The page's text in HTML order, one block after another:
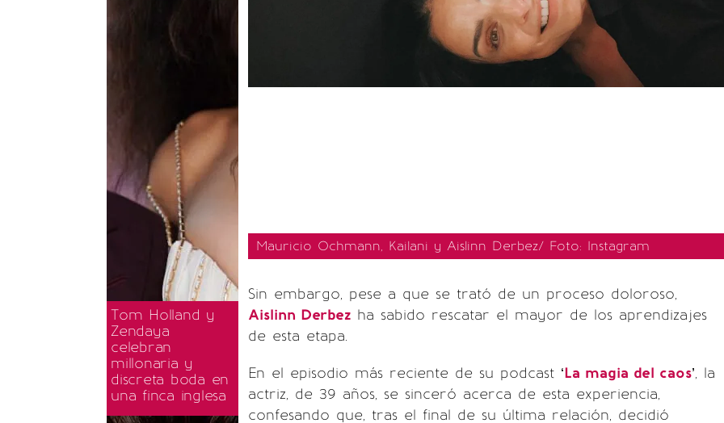
Tom Holland y
Zendaya
celebran
millonaria y
discreta boda en
una finca inglesa
Mauricio Ochmann, Kailani y Aislinn Derbez/ Foto: Instagram
Sin embargo, pese a que se trató de un proceso doloroso,
Aislinn Derbez ha sabido rescatar el mayor de los aprendizajes
de esta etapa.
En el episodio más reciente de su podcast ‘La magia del caos’, la
actriz, de 39 años, se sinceró acerca de esta experiencia,
confesando que, tras el final de su última relación, decidió